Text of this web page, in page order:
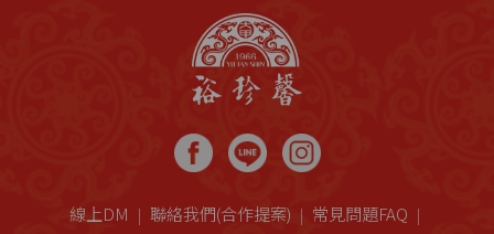
線上DM 聯絡我們(合作提案) 常見問題FAQ